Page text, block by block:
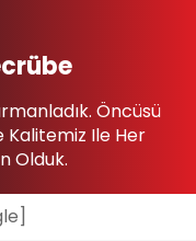
Öncüsü
Kalitemiz Ile Her
Olduk.